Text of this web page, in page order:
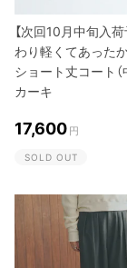
【次回10月中旬入荷
わり軽くてあった
ショート丈コート（
カーキ
17,600 円
SOLD OUT